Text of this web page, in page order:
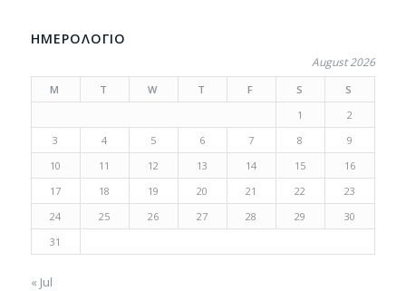
ΗΜΕΡΟΛΟΓΙΟ
August 2026
M T W T F S
S
1
2
3
4 5 6 7 8
9
10
11 12 13 14 15
16
17
18 19 20 21 22
23
24
25 26 27 28 29
30
31
« Jul